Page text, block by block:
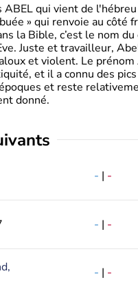
ABEL qui vient de
» qui renvoie au côté
la Bible, c’est le nom
Juste et travailleur,
et violent. Le
et il a connu des
et reste
donné.
- | -
- | -
- | -